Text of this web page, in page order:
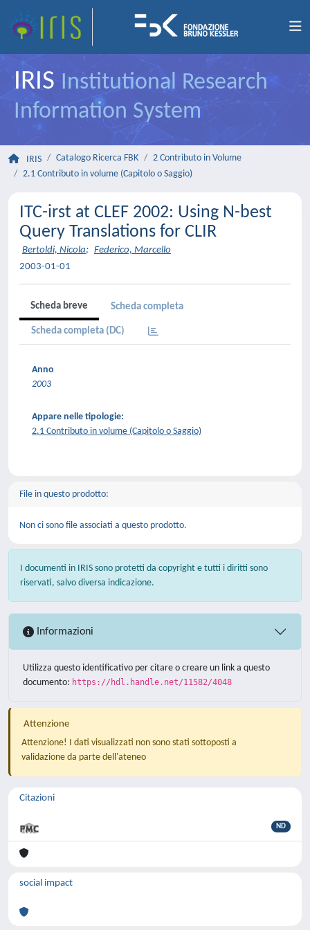
IRIS Institutional Research
Information System
IRIS Catalogo Ricerca FBK
2 Contributo in Volume
2.1 Contributo in volume (Capitolo o Saggio)
ITC-irst at CLEF 2002: Using N-best
Query Translations for CLIR
Bertoldi, Nicola; Federico, Marcello
2003-01-01
Scheda breve Scheda completa
Scheda completa (DC)
Anno
2003
Appare nelle tipologie:
2.1 Contributo in volume (Capitolo o Saggio)
File in questo prodotto:
Non ci sono file associati a questo prodotto.
I documenti in IRIS sono protetti da copyright e tutti i diritti sono
riservati, salvo diversa indicazione.
Informazioni
Utilizza questo identificativo per citare o creare un link a questo
documento: https://hdl.handle.net/11582/4048
Attenzione
Attenzione! I dati visualizzati non sono stati sottoposti a
validazione da parte dell'ateneo
Citazioni
ND
social impact